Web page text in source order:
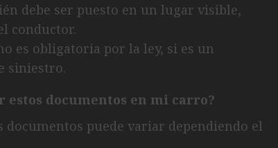
debe ser puesto en un lugar visible,
conductor.
es obligatoria por la ley, si es un
siniestro.
documentos en mi carro?
puede variar dependiendo el